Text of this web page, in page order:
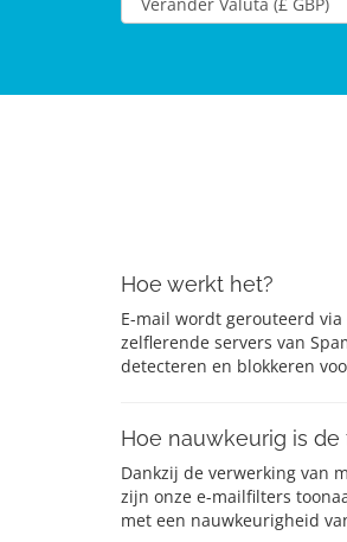
Hoe werkt het?
E-mail wordt gerouteerd
zelflerende servers van
detecteren en blokkeren
Hoe nauwkeurig is de
Dankzij de verwerking van
zijn onze e-mailfilters
met een nauwkeurigheid